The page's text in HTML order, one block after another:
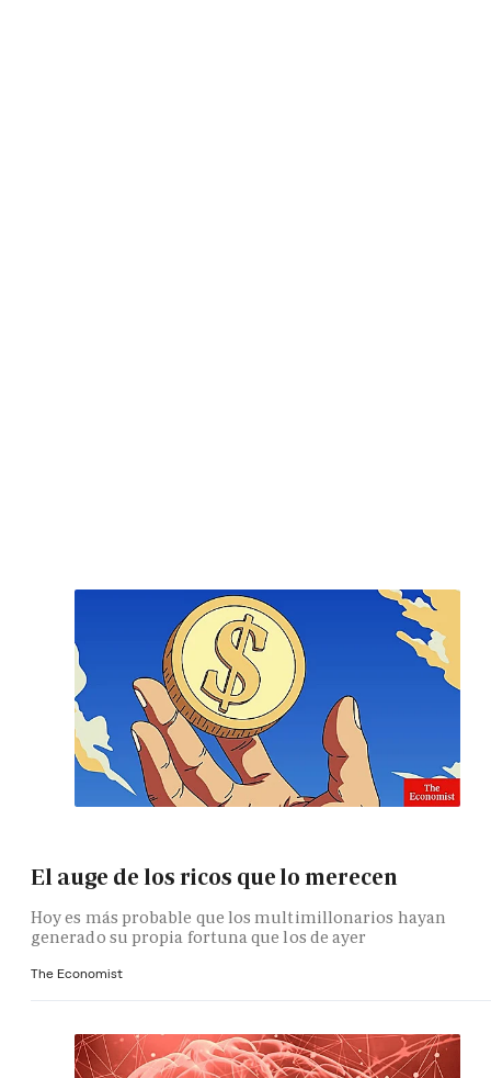
El auge de los ricos que lo merecen
Hoy es más probable que los multimillonarios hayan
generado su propia fortuna que los de ayer
The Economist